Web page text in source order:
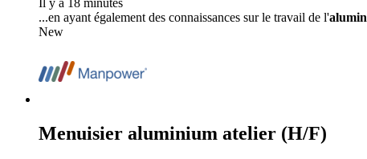
Il y a 18 minutes
...en ayant également des connaissances sur le travail de l'
New
Menuisier aluminium atelier (H/F)